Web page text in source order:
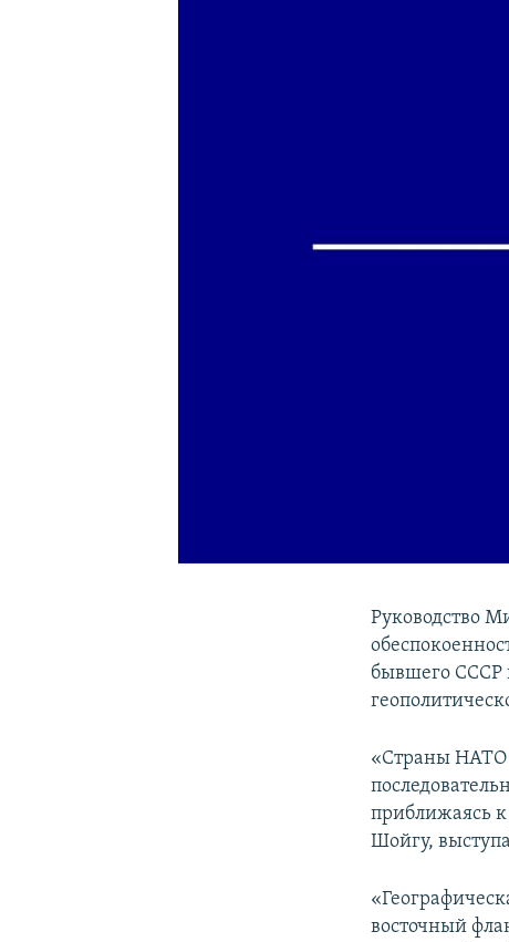
Руководство
бывшего СССР
«Страны НАТО
приближаясь
Шойгу,
восточный